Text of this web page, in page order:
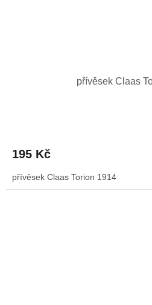
přívěsek Claas
195 Kč
přívěsek Claas Torion 1914